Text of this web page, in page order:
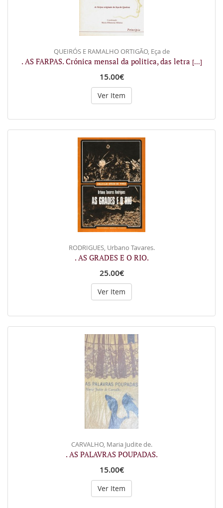
QUEIRÓS E RAMALHO ORTIGÃO, Eça de
. AS FARPAS. Crónica mensal da politica, das letra [...]
15.00€
Ver Item
RODRIGUES, Urbano Tavares.
. AS GRADES E O RIO.
25.00€
Ver Item
CARVALHO, Maria Judite de.
. AS PALAVRAS POUPADAS.
15.00€
Ver Item